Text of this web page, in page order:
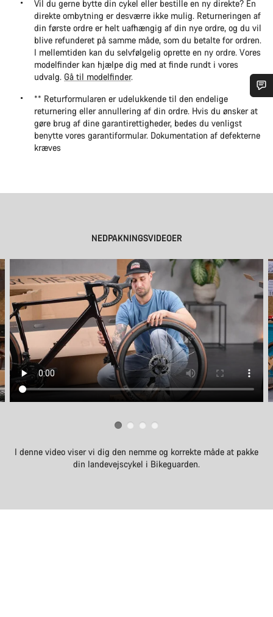
Vil du gerne bytte din cykel eller bestille en ny direkte? En
direkte ombytning er desværre ikke mulig. Returneringen af
din første ordre er helt uafhængig af din nye ordre, og du vil
blive refunderet på samme måde, som du betalte for ordren.
I mellemtiden kan du selvfølgelig oprette en ny ordre. Vores
modelfinder kan hjælpe dig med at finde rundt i vores
udvalg. Gå til modelfinder.
** Returformularen er udelukkende til den endelige
returnering eller annullering af din ordre. Hvis du ønsker at
gøre brug af dine garantirettigheder, bedes du venligst
benytte vores garantiformular. Dokumentation af defekterne
kræves
NEDPAKNINGSVIDEOER
I denne video viser vi dig den nemme og korrekte måde at pakke
din landevejscykel i Bikeguarden.
Har du brug for hjælp?
Vores kundeserviceeksperter står klar til at besvare dine
spørgsmål.
Begynd chat